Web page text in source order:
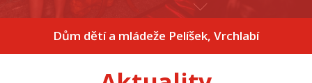
Dům dětí a mládeže Pelíšek, Vrchlabí
Aktuality